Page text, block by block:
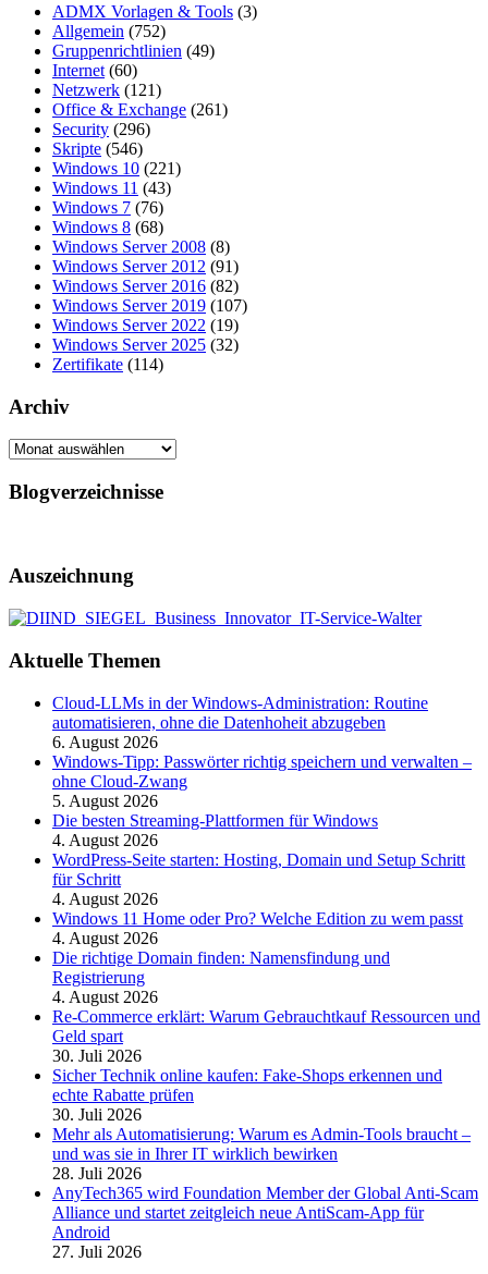
ADMX Vorlagen & Tools (3)
Allgemein (752)
Gruppenrichtlinien (49)
Internet (60)
Netzwerk (121)
Office & Exchange (261)
Security (296)
Skripte (546)
Windows 10 (221)
Windows 11 (43)
Windows 7 (76)
Windows 8 (68)
Windows Server 2008 (8)
Windows Server 2012 (91)
Windows Server 2016 (82)
Windows Server 2019 (107)
Windows Server 2022 (19)
Windows Server 2025 (32)
Zertifikate (114)
Archiv
Archiv
Blogverzeichnisse
Auszeichnung
Aktuelle Themen
Cloud-LLMs in der Windows-Administration: Routine
automatisieren, ohne die Datenhoheit abzugeben
6. August 2026
Windows-Tipp: Passwörter richtig speichern und verwalten –
ohne Cloud-Zwang
5. August 2026
Die besten Streaming-Plattformen für Windows
4. August 2026
WordPress-Seite starten: Hosting, Domain und Setup Schritt
für Schritt
4. August 2026
Windows 11 Home oder Pro? Welche Edition zu wem passt
4. August 2026
Die richtige Domain finden: Namensfindung und
Registrierung
4. August 2026
Re-Commerce erklärt: Warum Gebrauchtkauf Ressourcen und
Geld spart
30. Juli 2026
Sicher Technik online kaufen: Fake-Shops erkennen und
echte Rabatte prüfen
30. Juli 2026
Mehr als Automatisierung: Warum es Admin-Tools braucht –
und was sie in Ihrer IT wirklich bewirken
28. Juli 2026
AnyTech365 wird Foundation Member der Global Anti-Scam
Alliance und startet zeitgleich neue AntiScam-App für
Android
27. Juli 2026